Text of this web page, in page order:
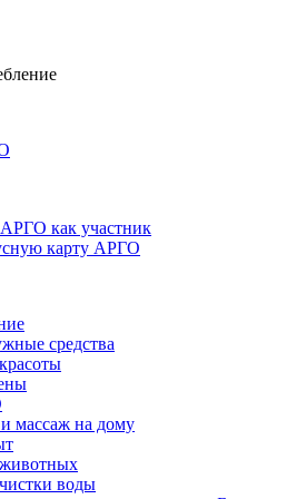
как участник
карту АРГО
средства
массаж на дому
воды